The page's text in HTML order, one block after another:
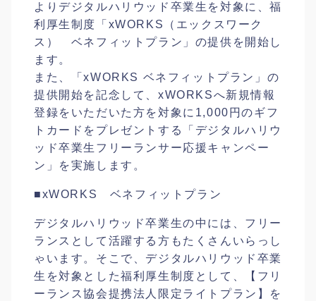
よりデジタルハリウッド卒業生を対象に、福
利厚生制度「xWORKS（エックスワーク
ス） ベネフィットプラン」の提供を開始し
ます。
また、「xWORKS ベネフィットプラン」の
提供開始を記念して、xWORKSへ新規情報
登録をいただいた方を対象に1,000円のギフ
トカードをプレゼントする「デジタルハリウ
ッド卒業生フリーランサー応援キャンペー
ン」を実施します。
■xWORKS ベネフィットプラン
デジタルハリウッド卒業生の中には、フリー
ランスとして活躍する方もたくさんいらっし
ゃいます。そこで、デジタルハリウッド卒業
生を対象とした福利厚生制度として、【フリ
ーランス協会提携法人限定ライトプラン】を